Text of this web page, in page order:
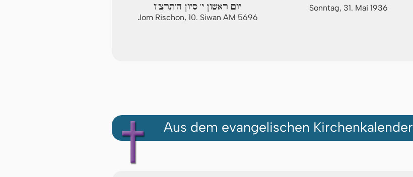
יום ראשון י' סיון ה'תרצ"ו
Jom Rischon, 10. Siwan AM 5696
Sonntag, 31. Mai 1936
Aus dem evangelischen Kirchenkalender